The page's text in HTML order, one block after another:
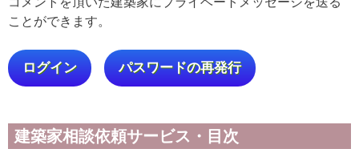
ことができます。
ログイン パスワードの再発行
建築家相談依頼サービス・目次